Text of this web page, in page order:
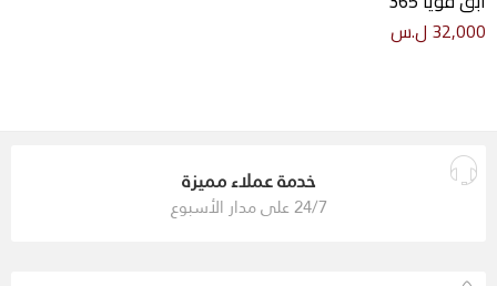
32,000 ل.س
خدمة عملاء مميزة
24/7 على مدار الأسبوع